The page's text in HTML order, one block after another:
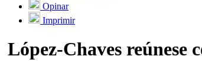
Opinar
Imprimir
López-Chaves reúnese